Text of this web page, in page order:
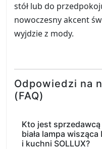
stół lub do
nowoczesny akcent
wyjdzie z mody.
Odpowiedzi na
(FAQ)
Kto jest
biała lampa
i kuchni SOLLUX?